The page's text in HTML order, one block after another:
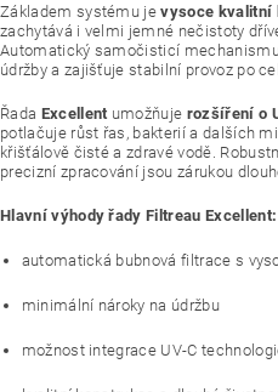
Základem systému jevysoce kvalitní
zachytává i velmi jemné nečistoty
Automatický samočisticí
údržby a zajišťuje stabilní provoz po
Řada Excellent umožňuje rozšíření o
potlačuje růst řas, bakterií a dalších
křišťálově čisté a zdravé vodě.
precizní zpracování jsou zárukou
Hlavní výhody řady Filtreau Excellent:
automatická bubnová filtrace s
minimální nároky na údržbu
možnost integrace UV-C